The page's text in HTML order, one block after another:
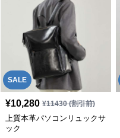
SALE
¥10,280 ¥11430(割引前)
上質本革パソコンリュックサ
ック